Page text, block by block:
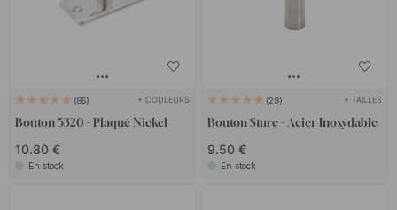
85 + COULEURS
Bouton 5320 - Plaqué Nickel
10.80 €
En stock
28 + TAILLES
Bouton Sture - Acier Inoxydable
9.50 €
En stock